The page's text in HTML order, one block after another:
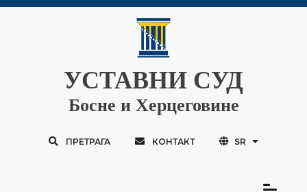
УСТАВНИ СУД
Босне и Херцеговине
ПРЕТРАГА КОНТАКТ SR